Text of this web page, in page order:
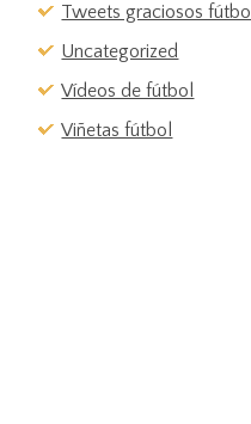
Tweets graciosos fútbol
Uncategorized
Vídeos de fútbol
Viñetas fútbol